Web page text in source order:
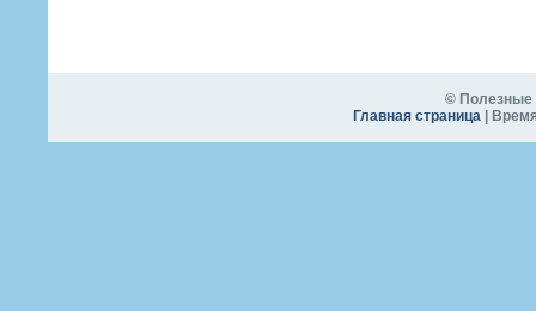
© Полезные
Главная страница|